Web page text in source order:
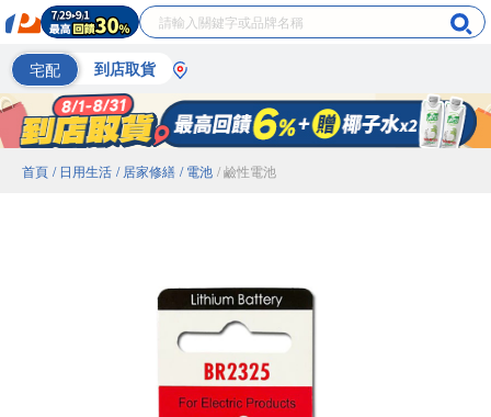
宅配 到店取貨
首頁 / 日用生活 / 居家修繕 / 電池 / 鹼性電池